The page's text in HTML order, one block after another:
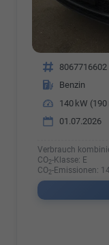
Fahrzeugnr. 8067716602
Kraftstoff
Benzin
Leistung
140 kW (190
01.07.2026
Verbrauch
CO2-Klasse: E
CO2-Emissionen: